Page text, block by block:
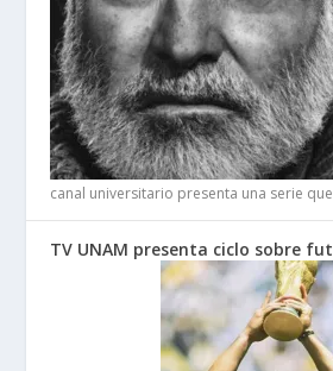
canal universitario presenta una serie
TV UNAM presenta ciclo sobre